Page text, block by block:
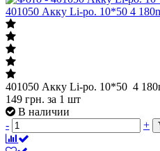
401050 Акку Li-po. 10*50 4
401050 Акку Li-po. 10*50 4
149 грн. за 1 шт
В наличии
-
+